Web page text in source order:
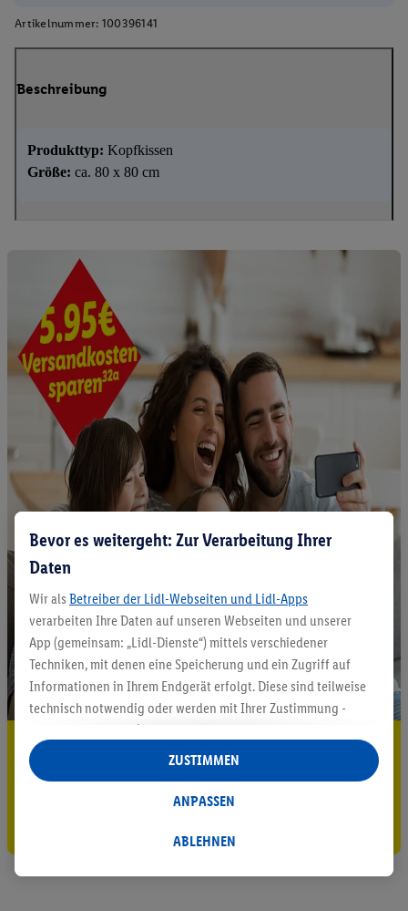
Artikelnummer: 100396141
Beschreibung
Produkttyp: Kopfkissen
Größe: ca. 80 x 80 cm
5.95 € Versand sparen³²ᵃ
Jetzt zum Newsletter anmelden
Bevor es weitergeht: Zur Verarbeitung Ihrer
Daten
Wir als Betreiber der Lidl-Webseiten und Lidl-Apps
verarbeiten Ihre Daten auf unseren Webseiten und unserer
App (gemeinsam: „Lidl-Dienste“) mittels verschiedener
Techniken, mit denen eine Speicherung und ein Zugriff auf
Informationen in Ihrem Endgerät erfolgt. Diese sind teilweise
technisch notwendig oder werden mit Ihrer Zustimmung -
auch durch Partner (u.a.
Verantwortliche; im Zusammenhang mit dem IAB TCF
insgesamt
Statistik-Erstellung oder für personalisierte Werbung
Datenverarbeitungen für personalisierte Werbung werden
ABLEHNEN
ANPASSEN
ZUSTIMMEN